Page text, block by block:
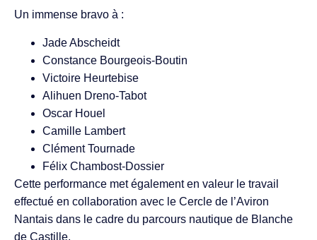
Un immense bravo à :
Jade Abscheidt
Constance Bourgeois-Boutin
Victoire Heurtebise
Alihuen Dreno-Tabot
Oscar Houel
Camille Lambert
Clément Tournade
Félix Chambost-Dossier
Cette performance met également en valeur le travail
effectué en collaboration avec le Cercle de l’Aviron
Nantais dans le cadre du parcours nautique de Blanche
de Castille.